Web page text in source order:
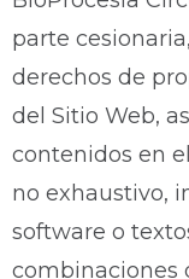
parte
derechos de
del Sitio Web,
contenidos en
no exhaustivo,
software o
combinaciones